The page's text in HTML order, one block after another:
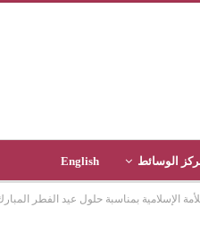
الوسائط English
بمناسبة حلول عيد الفطر المبارك 1445